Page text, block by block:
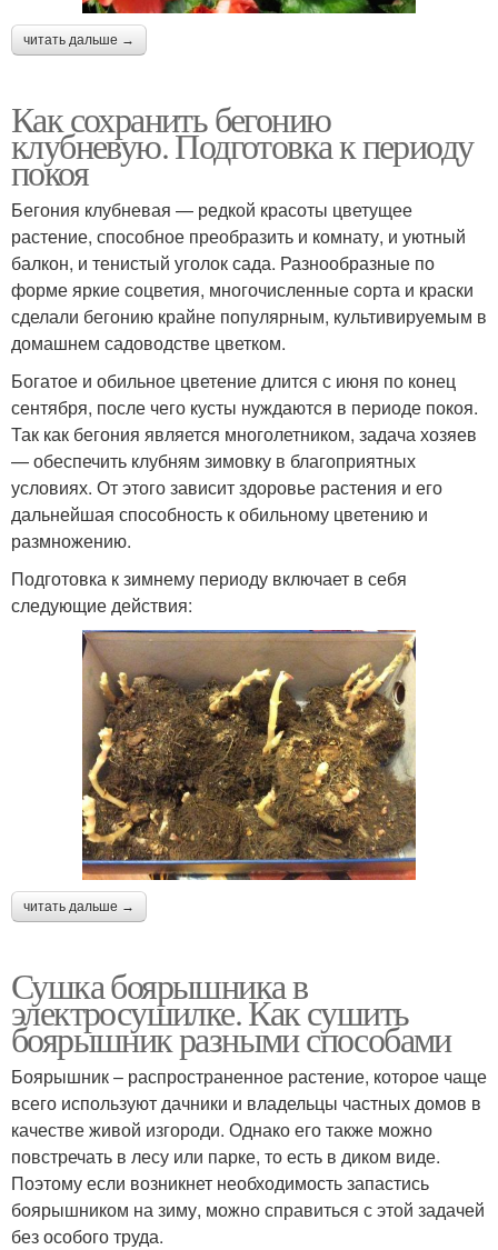
читать дальше →
Как сохранить бегонию
клубневую. Подготовка к периоду
покоя
Бегония клубневая — редкой красоты цветущее
растение, способное преобразить и комнату, и уютный
балкон, и тенистый уголок сада. Разнообразные по
форме яркие соцветия, многочисленные сорта и краски
сделали бегонию крайне популярным, культивируемым в
домашнем садоводстве цветком.
Богатое и обильное цветение длится с июня по конец
сентября, после чего кусты нуждаются в периоде покоя.
Так как бегония является многолетником, задача хозяев
— обеспечить клубням зимовку в благоприятных
условиях. От этого зависит здоровье растения и его
дальнейшая способность к обильному цветению и
размножению.
Подготовка к зимнему периоду включает в себя
следующие действия:
читать дальше →
Сушка боярышника в
электросушилке. Как сушить
боярышник разными способами
Боярышник – распространенное растение, которое чаще
всего используют дачники и владельцы частных домов в
качестве живой изгороди. Однако его также можно
повстречать в лесу или парке, то есть в диком виде.
Поэтому если возникнет необходимость запастись
боярышником на зиму, можно справиться с этой задачей
без особого труда.